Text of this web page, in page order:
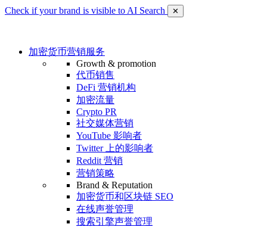
Check if your brand is visible to AI Search ✕
加密货币营销服务
Growth & promotion
代币销售
DeFi 营销机构
加密流量
Crypto PR
社交媒体营销
YouTube 影响者
Twitter 上的影响者
Reddit 营销
营销策略
Brand & Reputation
加密货币和区块链 SEO
在线声誉管理
搜索引擎声誉管理